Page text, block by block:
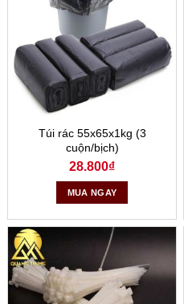
Túi rác 55x65x1kg (3
cuộn/bịch)
28.800₫
MUA NGAY